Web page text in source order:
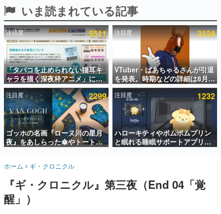
殿堂入り記事
SNS拡散数が数千以上！ ページビュー数万以上！ などな
ど。多くの人々に読まれた、電ファミ渾身の“殿堂入り”記
事をまとめました。
ゲームの企画書
名作ゲームクリエイターの方々に製作時のエピソードをお
聞きし、ヒットする企画（ゲーム）とは何か？を探ってい
きます。
赫本
この物語を解いてはいけない。『赫本』は、〈試験問題〉
の形をした短編ホラー小説集です。
新世代に訊く
これからのデジタルゲーム市場を担う若きクリエイター達
の姿を追い、彼らのルーツと情熱を探っていきます。
ゲーム世代の作家たち
ゲームに多大な影響を受けた作家さんに取材し、ゲームが
日本のコンテンツ産業やカルチャーに与えた影響を探る企
画です。
いま読まれている記事
注目度 5511
「タバコを止められない猫耳キ
ャラを描く深夜枠アニメ」に視
聴者の一部から批判意見。違法
薬物の使用と思しき描写も含め
て、BPOが議論を交わす
注目度 3124
VTuber・ばあちゃるさんが引退
を発表。時期などの詳細は8月9
日15時からの配信で説明
注目度 2299
ゴッホの名画『ローヌ川の星月
夜』をあしらった傘やトートバ
ッグなどが登場。8月7日21時よ
注目度 1232
ハローキティやポムポムプリン
と眠れる睡眠サポートアプリ
『ゆめたび』が配信中。キャラ
ホーム ギ・クロニクル
『ギ・クロニクル』第三夜（End 04「覚
醒」）